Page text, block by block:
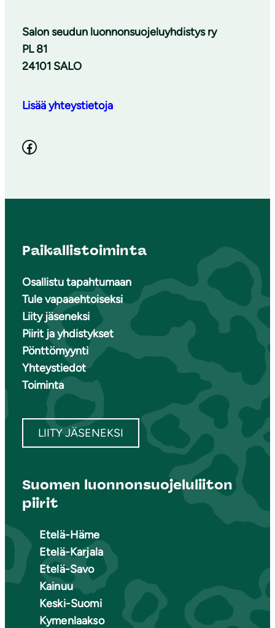
Salon seudun luonnonsuojeluyhdistys ry
PL 81
24101 SALO
Lisää yhteystietoja
Facebook
Paikallistoiminta
Osallistu tapahtumaan
Tule vapaaehtoiseksi
Liity jäseneksi
Piirit ja yhdistykset
Pönttömyynti
Yhteystiedot
Toiminta
LIITY JÄSENEKSI
Suomen luonnonsuojeluliiton
piirit
Etelä-Häme
Etelä-Karjala
Etelä-Savo
Kainuu
Keski-Suomi
Kymenlaakso